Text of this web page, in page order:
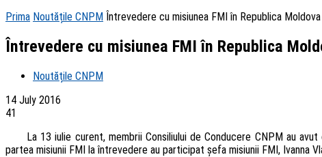
Prima Noutățile CNPM Întrevedere cu misiunea FMI în Republica Moldova
Întrevedere cu misiunea FMI în Republica
Noutățile CNPM
14 July 2016
41
La 13 iulie curent, membrii Consiliului de Conducere CNPM au
partea misiunii FMI la întrevedere au participat şefa misiunii FMI, Ivanna